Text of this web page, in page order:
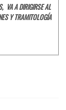
VA A DIRIGIRSE AL
Y TRAMITOLOGÍA